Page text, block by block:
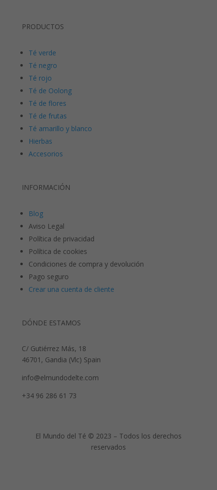
PRODUCTOS
Té verde
Té negro
Té rojo
Té de Oolong
Té de flores
Té de frutas
Té amarillo y blanco
Hierbas
Accesorios
INFORMACIÓN
Blog
Aviso Legal
Política de privacidad
Política de cookies
Condiciones de compra y devolución
Pago seguro
Crear una cuenta de cliente
DÓNDE ESTAMOS
C/ Gutiérrez Más, 18
46701, Gandia (Vlc) Spain
info@elmundodelte.com
+34 96 286 61 73
El Mundo del Té © 2023 – Todos los derechos
reservados